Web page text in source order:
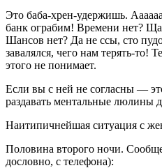
Это баба-хрен-удержишь.
банк ограбим! Времени нет?
Шансов нет? Да не ссы, сто
завалялся, чего нам терять-то!
этого не понимает.
Если вы с ней не согласны —
раздавать ментальные люлины
Наитипичнейшая ситуация с
Половина второго ночи.
дословно, с телефона):